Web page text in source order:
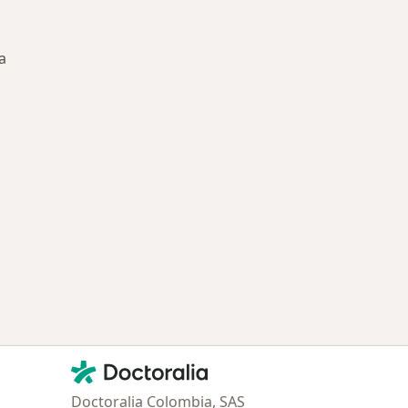
Contacto
Doctoralia - Página de inicio
Doctoralia Colombia, SAS